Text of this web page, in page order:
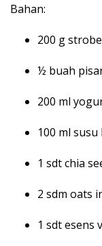
Bahan:
200 g
½ buah
200 ml
100 ml susu
1 sdt chia
2 sdm oats
1 sdt esens